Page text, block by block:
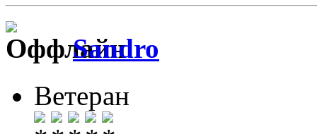
Sandro
Ветеран